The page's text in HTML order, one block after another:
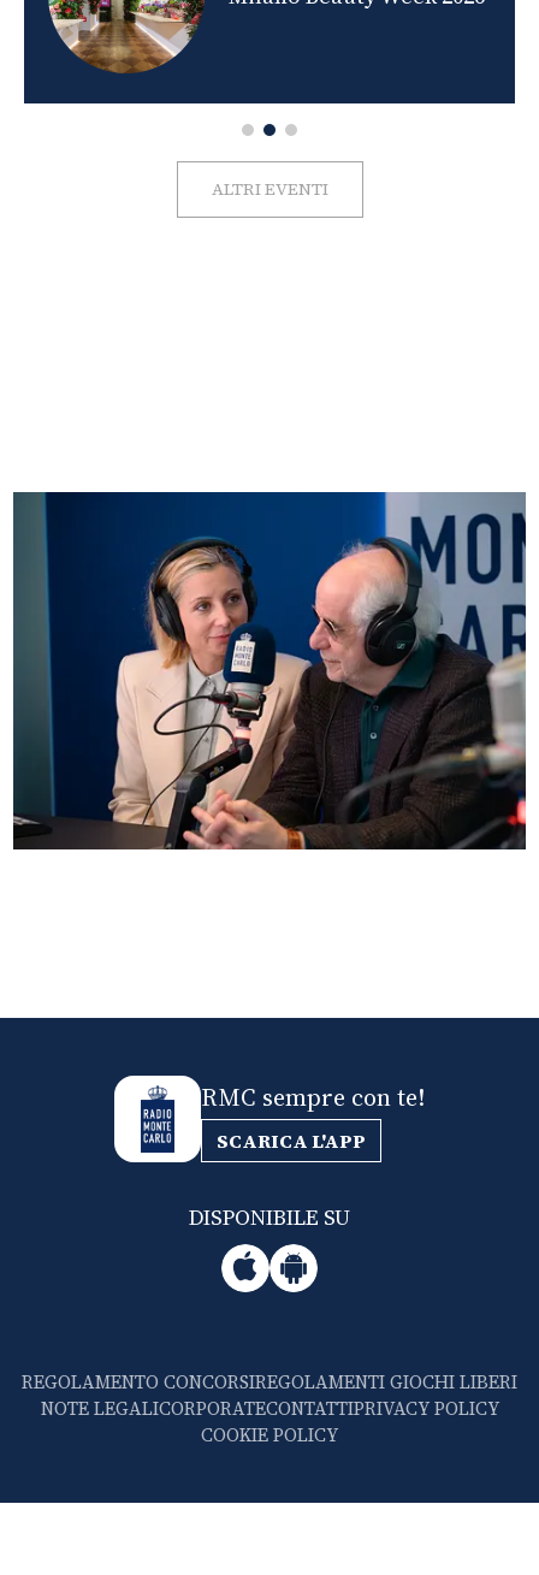
ALTRI EVENTI
RMC sempre con te!
SCARICA L'APP
DISPONIBILE SU
REGOLAMENTO CONCORSIREGOLAMENTI GIOCHI LIBERI
NOTE LEGALICORPORATECONTATTIPRIVACY POLICY
COOKIE POLICY